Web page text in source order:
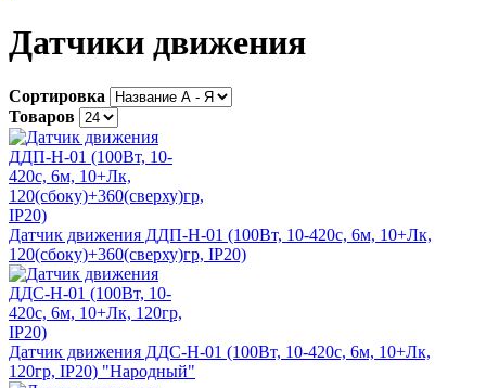
Датчики движения
Сортировка
Товаров
Датчик движения ДДП-Н-01 (100Вт, 10-420с, 6м, 10+Лк,
120(сбоку)+360(сверху)гр, IP20)
Датчик движения ДДС-Н-01 (100Вт, 10-420с, 6м, 10+Лк,
120гр, IP20) "Народный"